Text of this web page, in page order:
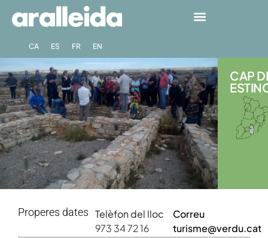
CA ES FR EN
CAP
Properes dates Telèfon del lloc
973 34 72 16
Correu
turisme@verdu.cat